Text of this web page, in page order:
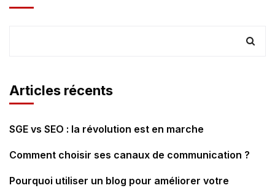
Articles récents
SGE vs SEO : la révolution est en marche
Comment choisir ses canaux de communication ?
Pourquoi utiliser un blog pour améliorer votre